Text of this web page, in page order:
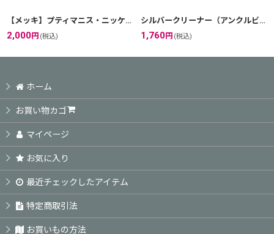
【メッキ】プティマニス・ニッケルフリーゴールドコーティング/K24K/K18K/ピンクゴールド/ニッケルフリー
2,000円 (税込)
シルバークリーナー（アンクルビル・ミニキット）silver925、銀製品のお手入れに必携
1,760円 (税込)
ホーム
お買い物カゴ
マイページ
お気に入り
最近チェックしたアイテム
特定商取引法
お買いもの方法